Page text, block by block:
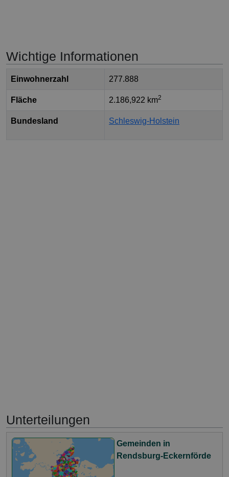
Wichtige Informationen
Einwohnerzahl 277.888
Fläche 2.186,922 km2
Bundesland Schleswig-Holstein
Unterteilungen
Gemeinden in
Rendsburg-Eckernförde